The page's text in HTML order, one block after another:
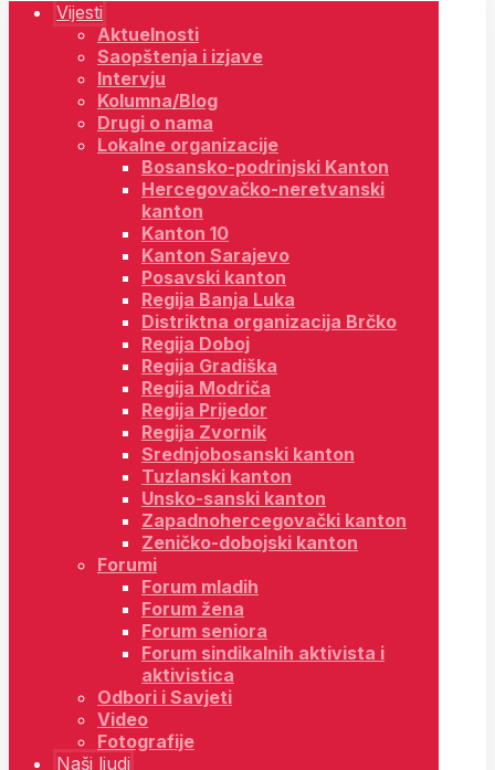
Vijesti
Aktuelnosti
Saopštenja i izjave
Intervju
Kolumna/Blog
Drugi o nama
Lokalne organizacije
Bosansko-podrinjski Kanton
Hercegovačko-neretvanski
kanton
Kanton 10
Kanton Sarajevo
Posavski kanton
Regija Banja Luka
Distriktna organizacija Brčko
Regija Doboj
Regija Gradiška
Regija Modriča
Regija Prijedor
Regija Zvornik
Srednjobosanski kanton
Tuzlanski kanton
Unsko-sanski kanton
Zapadnohercegovački kanton
Zeničko-dobojski kanton
Forumi
Forum mladih
Forum žena
Forum seniora
Forum sindikalnih aktivista i
aktivistica
Odbori i Savjeti
Video
Fotografije
Naši ljudi